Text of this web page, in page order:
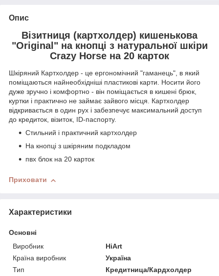
Опис
Візитниця (картхолдер) кишенькова
"Original" на кнопці з натуральної шкіри
Crazy Horse на 20 карток
Шкіряний Картхолдер - це ергономічний "гаманець", в який
поміщаються найнеобхідніші пластикові карти. Носити його
дуже зручно і комфортно - він поміщається в кишені брюк,
куртки і практично не займає зайвого місця. Картхолдер
відкривається в один рух і забезпечує максимальний доступ
до кредиток, візиток, ID-паспорту.
Стильний і практичний картхолдер
На кнопці з шкіряним подкладом
пвх блок на 20 карток
Приховати
Характеристики
Основні
Виробник
HiArt
Країна виробник
Україна
Тип
Кредитница/Кардхолдер